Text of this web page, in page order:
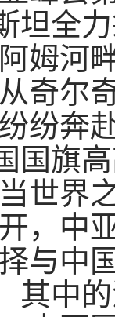
坦全
姆河
奇尔
纷奔
国旗
世界
，中
与中
其中